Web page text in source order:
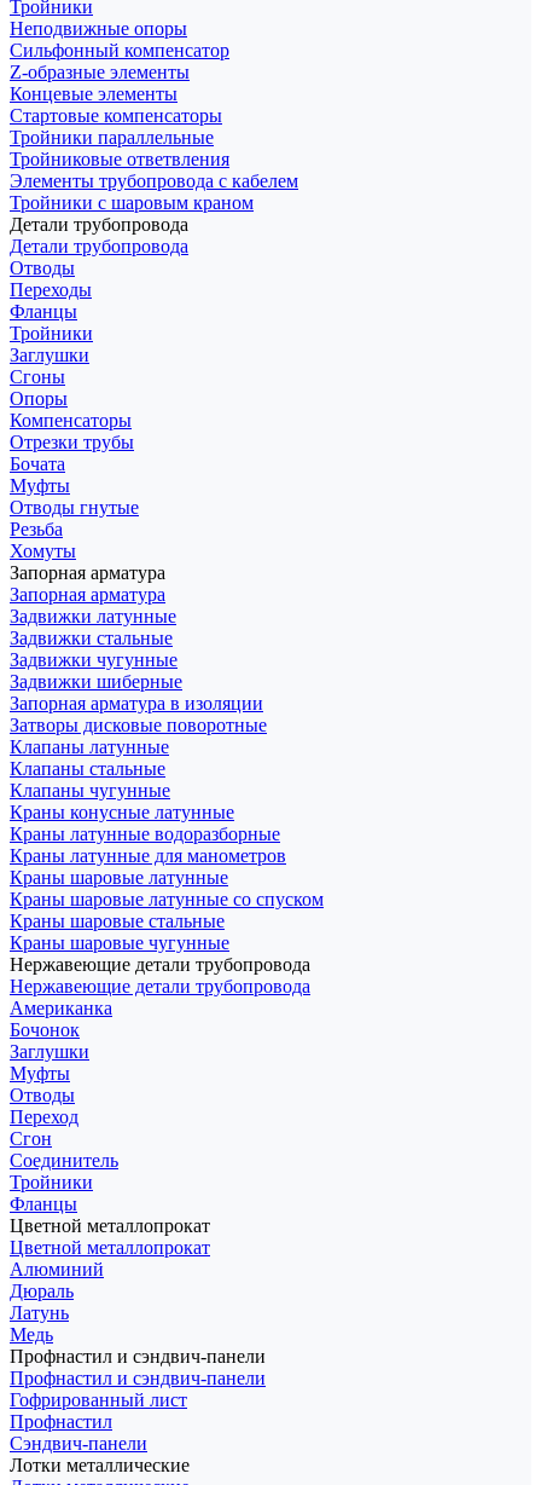
Тройники
Неподвижные опоры
Cильфонный компенсатор
Z-образные элементы
Концевые элементы
Стартовые компенсаторы
Тройники параллельные
Тройниковые ответвления
Элементы трубопровода с кабелем
Тройники с шаровым краном
Детали трубопровода
Детали трубопровода
Отводы
Переходы
Фланцы
Тройники
Заглушки
Сгоны
Опоры
Компенсаторы
Отрезки трубы
Бочата
Муфты
Отводы гнутые
Резьба
Хомуты
Запорная арматура
Запорная арматура
Задвижки латунные
Задвижки стальные
Задвижки чугунные
Задвижки шиберные
Запорная арматура в изоляции
Затворы дисковые поворотные
Клапаны латунные
Клапаны стальные
Клапаны чугунные
Краны конусные латунные
Краны латунные водоразборные
Краны латунные для манометров
Краны шаровые латунные
Краны шаровые латунные со спуском
Краны шаровые стальные
Краны шаровые чугунные
Нержавеющие детали трубопровода
Нержавеющие детали трубопровода
Американка
Бочонок
Заглушки
Муфты
Отводы
Переход
Сгон
Соединитель
Тройники
Фланцы
Цветной металлопрокат
Цветной металлопрокат
Алюминий
Дюраль
Латунь
Медь
Профнастил и сэндвич-панели
Профнастил и сэндвич-панели
Гофрированный лист
Профнастил
Сэндвич-панели
Лотки металлические